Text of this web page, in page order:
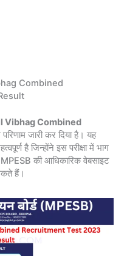
Combined
Vibhag Combined
जारी कर दिया है। यह
है जिन्होंने इस परीक्षा में भाग
MPESB की आधिकारिक वेबसाइट
हैं।